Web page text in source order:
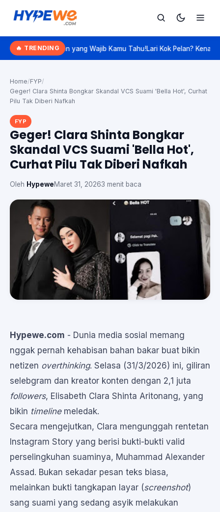
Hypewe.com - Curated Hype. Real Talk.
Cari artikel
🔥 TRENDING
yang Wajib Kamu Tahu!Lari Kok Pelan? Kenalan Sama 'Slow
Home/FYP/
Geger! Clara Shinta Bongkar Skandal VCS Suami 'Bella Hot', Curhat
Pilu Tak Diberi Nafkah
FYP
Geger! Clara Shinta Bongkar
Skandal VCS Suami 'Bella Hot',
Curhat Pilu Tak Diberi Nafkah
Oleh HypeweMaret 31, 20263 menit baca
Hypewe.com - Dunia media sosial memang
nggak pernah kehabisan bahan bakar buat bikin
netizen overthinking. Selasa (31/3/2026) ini, giliran
selebgram dan kreator konten dengan 2,1 juta
followers, Elisabeth Clara Shinta Aritonang, yang
bikin timelinemeledak.
Secara mengejutkan, Clara mengunggah rentetan
Instagram Story yang berisi bukti-bukti valid
perselingkuhan suaminya, Muhammad Alexander
Assad. Bukan sekadar pesan teks biasa,
melainkan bukti tangkapan layar (screenshot)
sang suami yang sedang asyik melakukan